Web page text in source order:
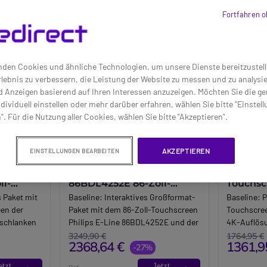
Paket mit
der
eine
für
86BDL4252E 86-Zoll-
Touchscreen +
Wandhalterung B-Tech
BT9903
Baseline: Interaktives Großformat-
Paket mit dem 86-Zoll-Touchscreen
Philips E-Line 86BDL4252E und der
Wandhalterung XL B-Tech BT9903:
eine fest installierte, robuste und
visuell ansprechende Lösung für
3249,90 €
2368,64 € -27%
Philips
Baseline:
4K-
interaktive
digitale
1764,95 €
Cookies und ähnliche Technologien, um unsere Dienste
zu verbessern, die Leistung der Website zu messen und zu
Anzeigen basierend auf Ihren Interessen anzuzeigen. Möchten Sie die
einstellen oder mehr darüber erfahren, wählen Sie bitte
Für die Nutzung aller Cookies, wählen Sie bitte "Akzeptieren".
EINSTELLUNGEN BEARBEITEN AKZEPTIEREN
Fortfahren